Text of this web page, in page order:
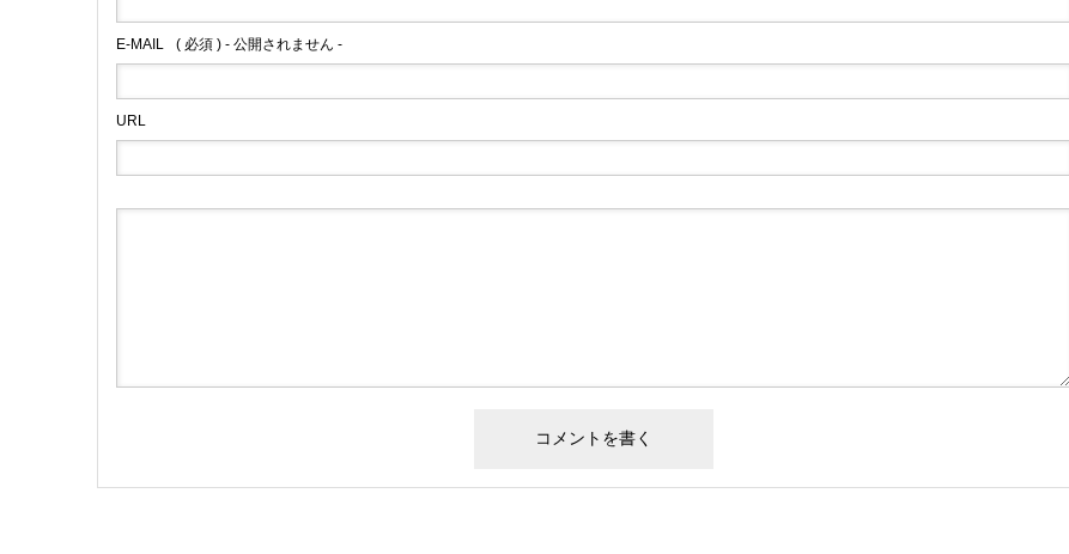
E-MAIL ( 必須 ) - 公開されません -
URL